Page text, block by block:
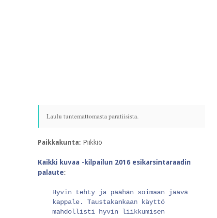
Laulu tuntemattomasta paratiisista.
Paikkakunta: Piikkiö
Kaikki kuvaa -kilpailun 2016 esikarsintaraadin
palaute:
Hyvin tehty ja päähän soimaan jäävä
kappale. Taustakankaan käyttö
mahdollisti hyvin liikkumisen